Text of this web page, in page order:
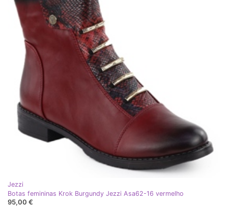
Jezzi
Botas femininas Krok Burgundy Jezzi Asa62-16 vermelho
95,00 €